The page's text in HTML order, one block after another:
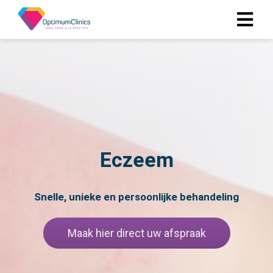
Eczeem
Snelle, unieke en persoonlijke behandeling
Maak hier direct uw afspraak
om